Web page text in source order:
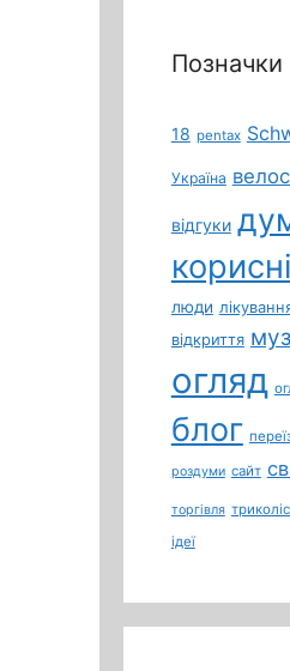
Позначки
18 pentax
Україна
відгуки
люди
відкриття
огляд
блог
роздуми сайт
торгівля
ідеї